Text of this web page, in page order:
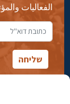
الفعاليات